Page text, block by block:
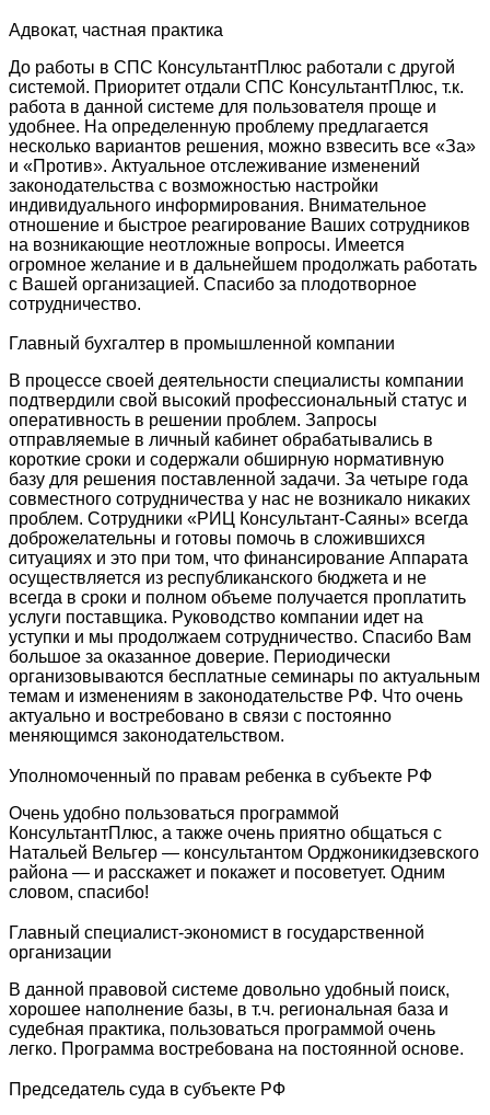
Адвокат, частная практика
До работы в СПС КонсультантПлюс работали с другой
системой. Приоритет отдали СПС КонсультантПлюс, т.к.
работа в данной системе для пользователя проще и
удобнее. На определенную проблему предлагается
несколько вариантов решения, можно взвесить все «За»
и «Против». Актуальное отслеживание изменений
законодательства с возможностью настройки
индивидуального информирования. Внимательное
отношение и быстрое реагирование Ваших сотрудников
на возникающие неотложные вопросы. Имеется
огромное желание и в дальнейшем продолжать работать
с Вашей организацией. Спасибо за плодотворное
сотрудничество.
Главный бухгалтер в промышленной компании
В процессе своей деятельности специалисты компании
подтвердили свой высокий профессиональный статус и
оперативность в решении проблем. Запросы
отправляемые в личный кабинет обрабатывались в
короткие сроки и содержали обширную нормативную
базу для решения поставленной задачи. За четыре года
совместного сотрудничества у нас не возникало никаких
проблем. Сотрудники «РИЦ Консультант-Саяны» всегда
доброжелательны и готовы помочь в сложившихся
ситуациях и это при том, что финансирование Аппарата
осуществляется из республиканского бюджета и не
всегда в сроки и полном объеме получается проплатить
услуги поставщика. Руководство компании идет на
уступки и мы продолжаем сотрудничество. Спасибо Вам
большое за оказанное доверие. Периодически
организовываются бесплатные семинары по актуальным
темам и изменениям в законодательстве РФ. Что очень
актуально и востребовано в связи с постоянно
меняющимся законодательством.
Уполномоченный по правам ребенка в субъекте РФ
Очень удобно пользоваться программой
КонсультантПлюс, а также очень приятно общаться с
Натальей Вельгер — консультантом Орджоникидзевского
района — и расскажет и покажет и посоветует. Одним
словом, спасибо!
Главный специалист-экономист в государственной
организации
В данной правовой системе довольно удобный поиск,
хорошее наполнение базы, в т.ч. региональная база и
судебная практика, пользоваться программой очень
легко. Программа востребована на постоянной основе.
Председатель суда в субъекте РФ